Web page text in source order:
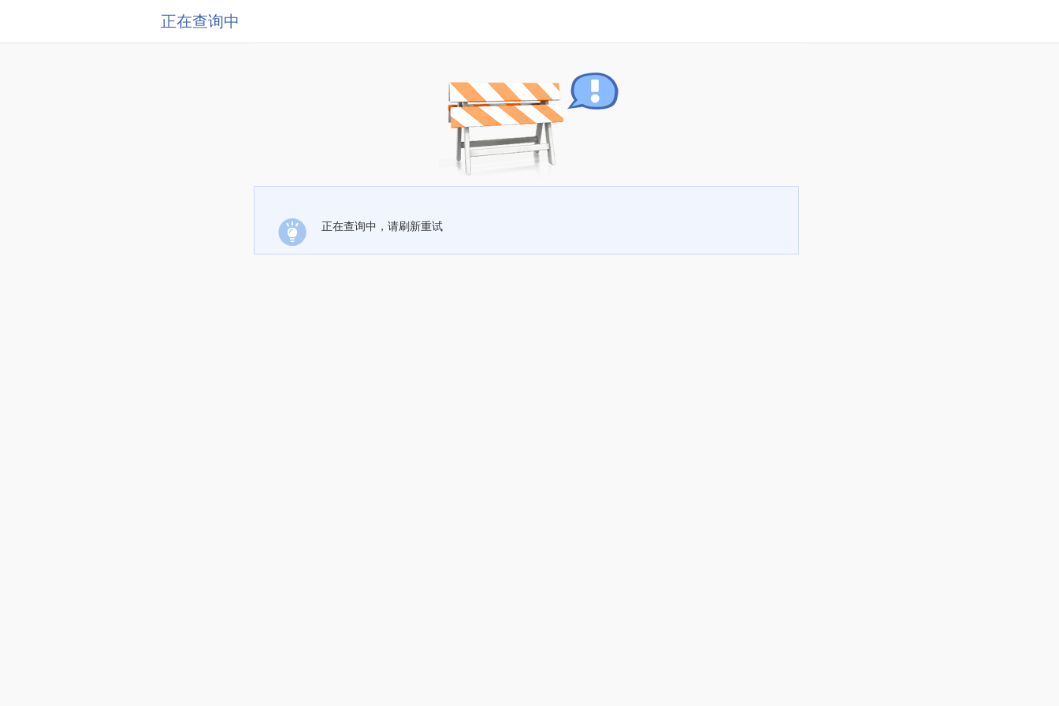
正在查询中
正在查询中，请刷新重试